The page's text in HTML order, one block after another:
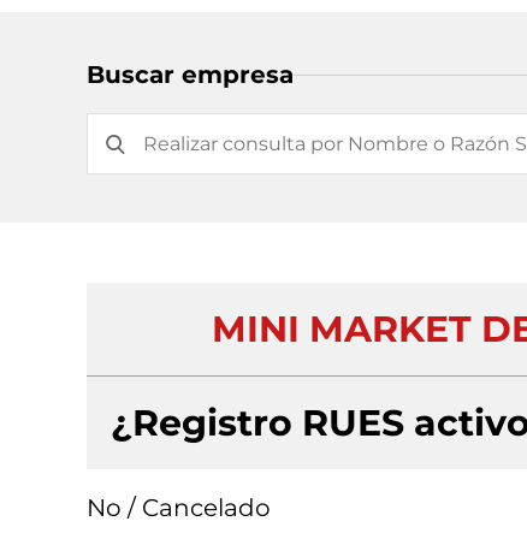
Buscar empresa
MINI MARKET
¿Registro RUES
No / Cancelado